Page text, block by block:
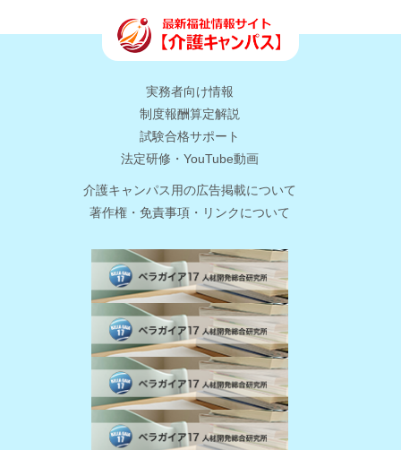
実務者向け情報
制度報酬算定解説
試験合格サポート
法定研修・YouTube動画
介護キャンパス用の広告掲載について
著作権・免責事項・リンクについて